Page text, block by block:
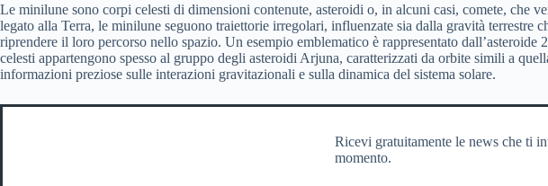
Le minilune sono corpi celesti di dimensioni contenute, asteroidi o, in alcuni casi, comete, che
legato alla Terra, le minilune seguono traiettorie irregolari, influenzate sia dalla gravità
riprendere il loro percorso nello spazio. Un esempio emblematico è rappresentato dall’asteroide
celesti appartengono spesso al gruppo degli asteroidi Arjuna, caratterizzati da orbite simili a
informazioni preziose sulle interazioni gravitazionali e sulla dinamica del sistema solare.
Ricevi gratuitamente le news che ti
momento.